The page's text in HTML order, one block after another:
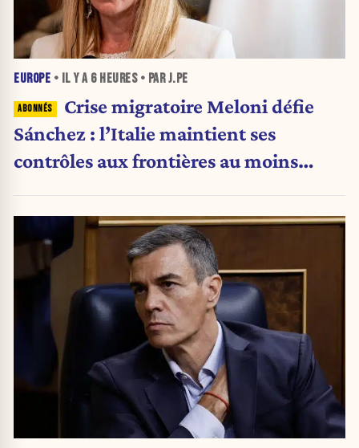
EUROPE • IL Y A 6 HEURES• PAR J.PE
Crise migratoire Meloni défie
Sánchez : l’Italie maintient ses
contrôles aux frontières au moins